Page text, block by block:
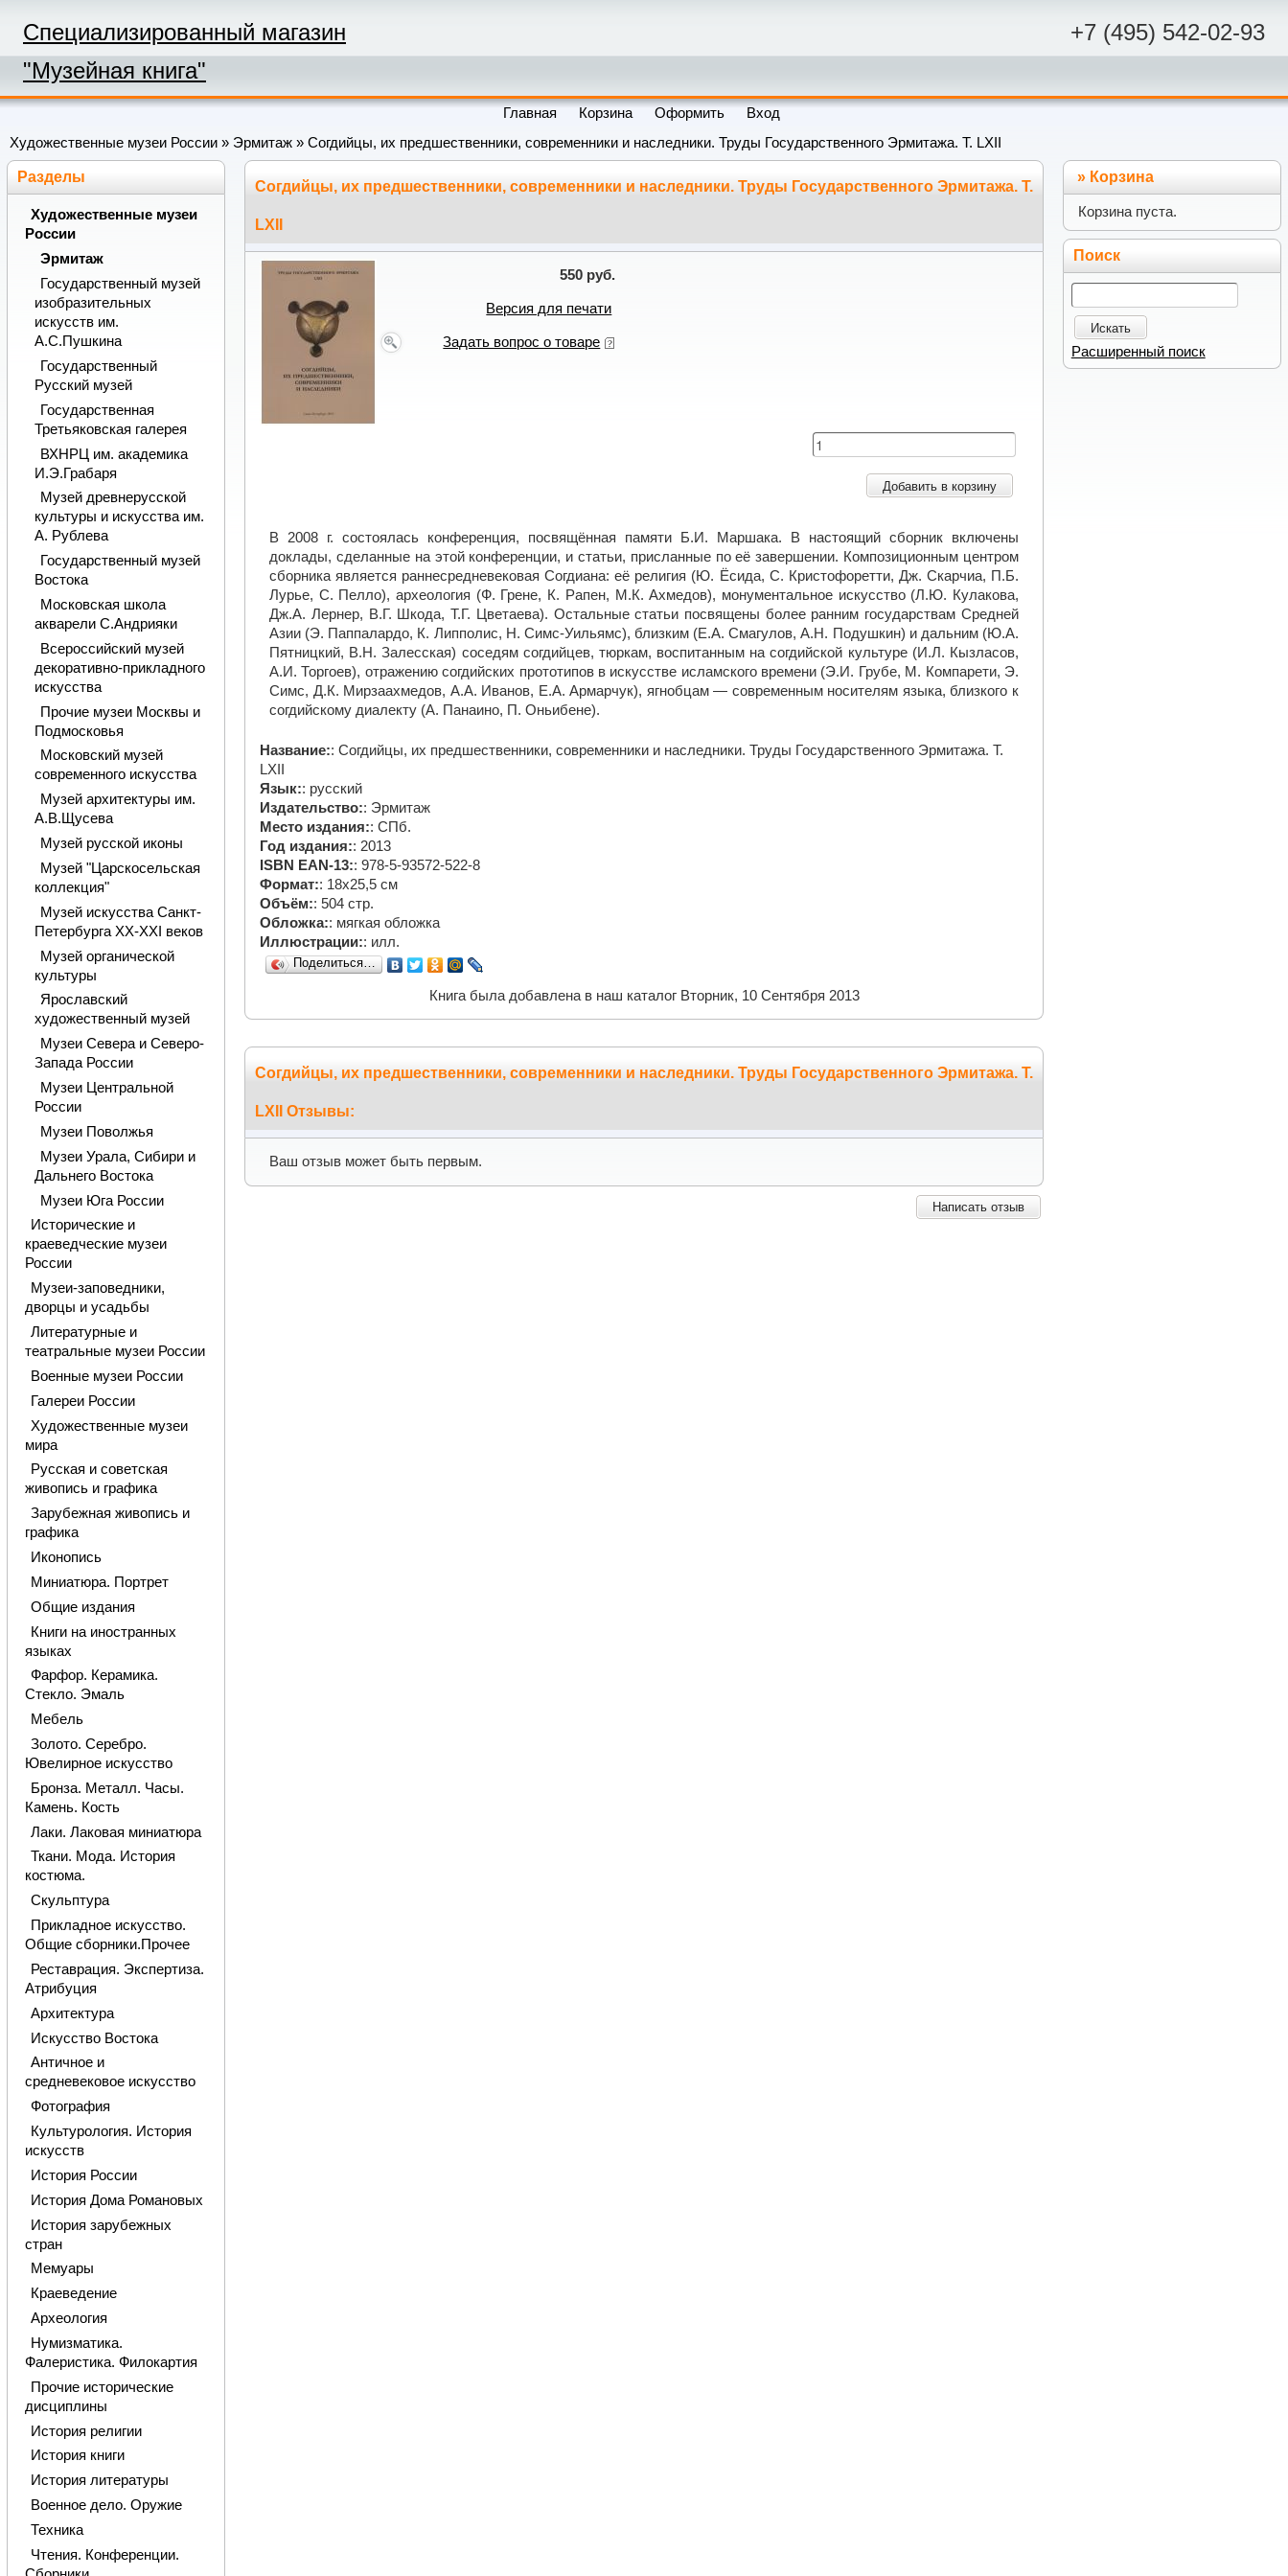
Специализированный магазин
"Музейная книга"
+7 (495) 542-02-93
Главная Корзина Оформить
Вход
Художественные музеи России » Эрмитаж » Согдийцы, их предшественники, современники и наследники. Труды Государственного Эрмитажа. Т. LXII
Согдийцы, их предшественники, современники и наследники. Труды Государственного Эрмитажа. Т.
LXII
550 руб.
Версия для печати
Задать вопрос о товаре
Добавить в корзину
В 2008 г. состоялась конференция, посвящённая памяти Б.И. Маршака. В настоящий сборник включены
доклады, сделанные на этой конференции, и статьи, присланные по её завершении. Композиционным центром
сборника является раннесредневековая Согдиана: её религия (Ю. Ёсида, С. Кристофоретти, Дж. Скарчиа, П.Б.
Лурье, С. Пелло), археология (Ф. Грене, К. Рапен, М.К. Ахмедов), монументальное искусство (Л.Ю. Кулакова,
Дж.А. Лернер, В.Г. Шкода, Т.Г. Цветаева). Остальные статьи посвящены более ранним государствам Средней
Азии (Э. Паппалардо, К. Липполис, Н. Симс-Уильямс), близким (Е.А. Смагулов, А.Н. Подушкин) и дальним (Ю.А.
Пятницкий, В.Н. Залесская) соседям согдийцев, тюркам, воспитанным на согдийской культуре (И.Л. Кызласов,
А.И. Торгоев), отражению согдийских прототипов в искусстве исламского времени (Э.И. Грубе, М. Компарети, Э.
Симc, Д.К. Мирзаахмедов, А.А. Иванов, Е.А. Армарчук), ягнобцам — современным носителям языка, близкого к
согдийскому диалекту (А. Панаино, П. Оньибене).
Название:: Согдийцы, их предшественники, современники и наследники. Труды Государственного Эрмитажа. Т.
LXII
Язык:: русский
Издательство:: Эрмитаж
Место издания:: СПб.
Год издания:: 2013
ISBN EAN-13:: 978-5-93572-522-8
Формат:: 18х25,5 см
Объём:: 504 стр.
Обложка:: мягкая обложка
Иллюстрации:: илл.
Поделиться…
Книга была добавлена в наш каталог Вторник, 10 Сентября 2013
Согдийцы, их предшественники, современники и наследники. Труды Государственного Эрмитажа. Т.
LXII Отзывы:
Ваш отзыв может быть первым.
Написать отзыв
Разделы
Художественные музеи
России
Эрмитаж
Государственный музей
изобразительных
искусств им.
А.С.Пушкина
Государственный
Русский музей
Государственная
Третьяковская галерея
ВХНРЦ им. академика
И.Э.Грабаря
Музей древнерусской
культуры и искусства им.
А. Рублева
Государственный музей
Востока
Московская школа
акварели С.Андрияки
Всероссийский музей
декоративно-прикладного
искусства
Прочие музеи Москвы и
Подмосковья
Московский музей
современного искусства
Музей архитектуры им.
А.В.Щусева
Музей русской иконы
Музей "Царскосельская
коллекция"
Музей искусства Санкт-
Петербурга XX-XXI веков
Музей органической
культуры
Ярославский
художественный музей
Музеи Севера и Северо-
Запада России
Музеи Центральной
России
Музеи Поволжья
Музеи Урала, Сибири и
Дальнего Востока
Музеи Юга России
Исторические и
краеведческие музеи
России
Музеи-заповедники,
дворцы и усадьбы
Литературные и
театральные музеи России
Военные музеи России
Галереи России
Художественные музеи
мира
Русская и советская
живопись и графика
Зарубежная живопись и
графика
Иконопись
Миниатюра. Портрет
Общие издания
Книги на иностранных
языках
Фарфор. Керамика.
Стекло. Эмаль
Мебель
Золото. Серебро.
Ювелирное искусство
Бронза. Металл. Часы.
Камень. Кость
Лаки. Лаковая миниатюра
Ткани. Мода. История
костюма.
Скульптура
Прикладное искусство.
Общие сборники.Прочее
Реставрация. Экспертиза.
Атрибуция
Архитектура
Искусство Востока
Античное и
средневековое искусство
Фотография
Культурология. История
искусств
История России
История Дома Романовых
История зарубежных
стран
Мемуары
Краеведение
Археология
Нумизматика.
Фалеристика. Филокартия
Прочие исторические
дисциплины
История религии
История книги
История литературы
Военное дело. Оружие
Техника
Чтения. Конференции.
» Корзина
Корзина пуста.
Поиск
Искать
Расширенный поиск